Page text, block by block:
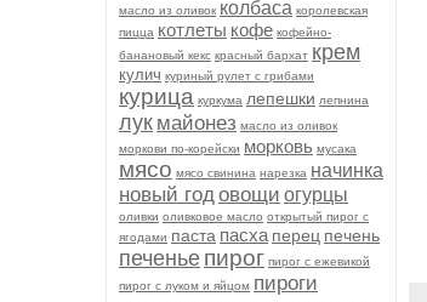
масло из оливок колбаса королевская
пицца котлеты кофе кофейно-
банановый кекс красный бархат крем
кулич куриный рулет с грибами
курица куркума лепешки лепнина
лук майонез масло из оливок
моркови по-корейски морковь мусака
мясо мясо свинина нарезка начинка
новый годовощи огурцы
оливки оливковое масло открытый пирог с
ягодами паста пасха перец печень
печенье пирог пирог с ежевикой
пирог с луком и яйцом пироги